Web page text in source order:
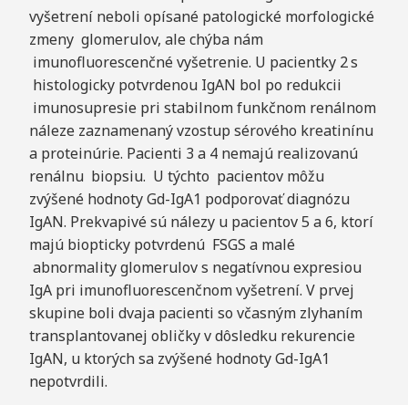
vyšetrení neboli opísané patologické morfologické
zmeny glomerulov, ale chýba nám
imunofluorescenčné vyšetrenie. U pacientky 2 s
histologicky potvrdenou IgAN bol po redukcii
imunosupresie pri stabilnom funkčnom renálnom
náleze zaznamenaný vzostup sérového kreatinínu
a proteinúrie. Pacienti 3 a 4 nemajú realizovanú
renálnu biopsiu. U týchto pacientov môžu
zvýšené hodnoty Gd-IgA1 podporovať diagnózu
IgAN. Prekvapivé sú nálezy u pacientov 5 a 6, ktorí
majú biopticky potvrdenú FSGS a malé
abnormality glomerulov s negatívnou expresiou
IgA pri imunofluorescenčnom vyšetrení. V prvej
skupine boli dvaja pacienti so včasným zlyhaním
transplantovanej obličky v dôsledku rekurencie
IgAN, u ktorých sa zvýšené hodnoty Gd-IgA1
nepotvrdili.